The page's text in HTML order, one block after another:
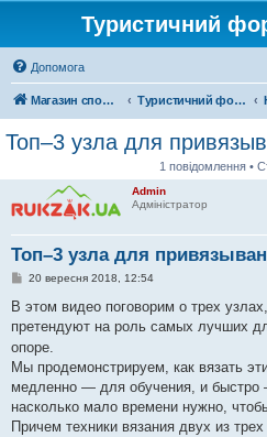
Туристичний
Допомога
Магазин спорядження Туристичний форум «Рюкзак»
Топ–3 узла для
1 повідомлення •
Admin
Адміністратор
Топ–3 узла для
П
в
д
о
м
л
е
н
н
я
20 вересня 2018, 12:54
В этом видео поговорим о трех
претендуют на роль самых лучших
опоре.
Мы продемонстрируем, как вязать
медленно — для обучения, и быстро
насколько мало времени нужно,
Причем техники вязания двух из